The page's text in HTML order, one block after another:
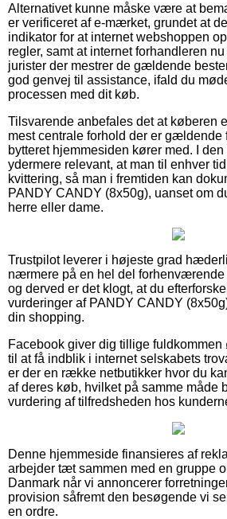
Alternativet kunne måske være at
er verificeret af e-mærket, grundet at
indikator for at internet webshoppen
regler, samt at internet forhandleren
jurister der mestrer de gældende
god genvej til assistance, ifald du
processen med dit køb.
Tilsvarende anbefales det at køberen
mest centrale forhold der er gældende
bytteret hjemmesiden kører med. I
ydermere relevant, at man til enhver
kvittering, så man i fremtiden kan
PANDY CANDY (8x50g), uanset om
herre eller dame.
Trustpilot leverer i højeste grad
nærmere på en hel del forhenværende
og derved er det klogt, at du
vurderinger af PANDY CANDY
din shopping.
Facebook giver dig tillige
til at få indblik i internet selskabets
er der en række netbutikker hvor du
af deres køb, hvilket på samme måde
vurdering af tilfredsheden hos
Denne hjemmeside finansieres af
arbejder tæt sammen med en gruppe
Danmark når vi annoncerer
provision såfremt den besøgende vi
en ordre.